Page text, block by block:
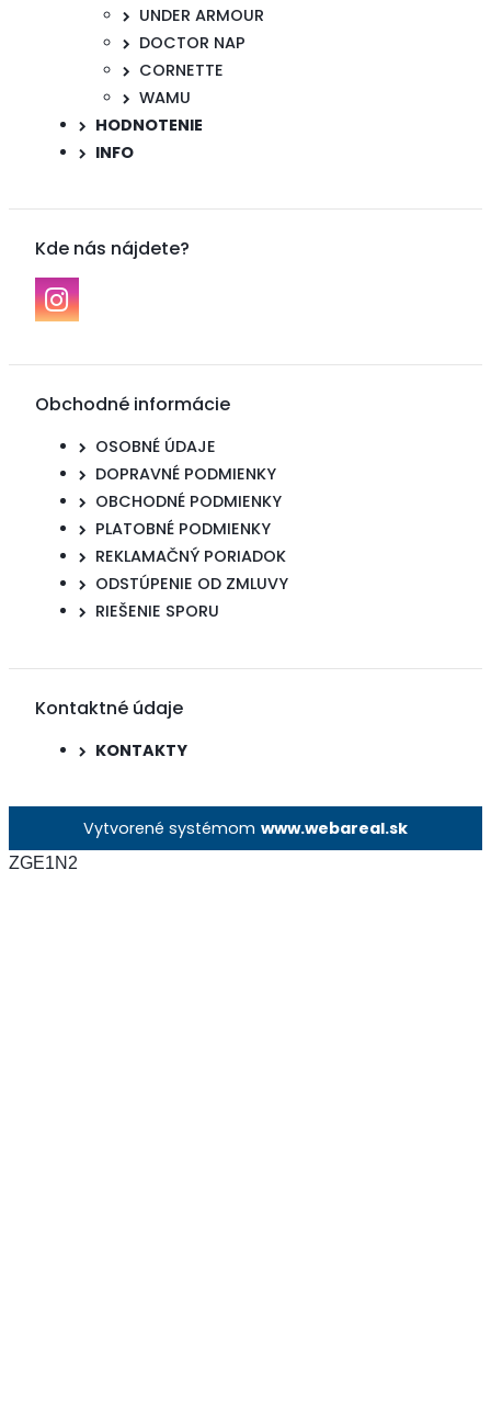
UNDER ARMOUR
DOCTOR NAP
CORNETTE
WAMU
HODNOTENIE
INFO
Kde nás nájdete?
Obchodné informácie
OSOBNÉ ÚDAJE
DOPRAVNÉ PODMIENKY
OBCHODNÉ PODMIENKY
PLATOBNÉ PODMIENKY
REKLAMAČNÝ PORIADOK
ODSTÚPENIE OD ZMLUVY
RIEŠENIE SPORU
Kontaktné údaje
KONTAKTY
Vytvorené systémom www.webareal.sk
ZGE1N2